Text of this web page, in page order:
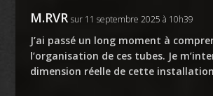
M.RVR sur 11 septembre 2025 à 10h39
J’ai passé un long moment à
l’organisation de ces tubes. Je
dimension réelle de cette